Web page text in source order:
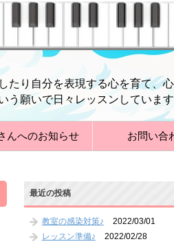
たり自分を表現する心を育て、
う願いで日々レッスンしています
んへのお知らせ お問い合
最近の投稿
教室の感染対策♪
2022/03/01
レッスン準備♪
2022/02/28